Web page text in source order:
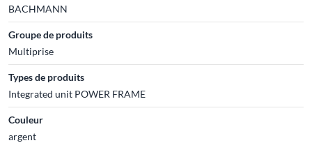
BACHMANN
Groupe de produits
Multiprise
Types de produits
Integrated unit POWER FRAME
Couleur
argent